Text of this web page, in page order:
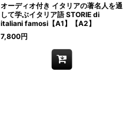
オーディオ付き イタリアの著名人を通
して学ぶイタリア語 STORIE di
italiani famosi【A1】【A2】
7,800円